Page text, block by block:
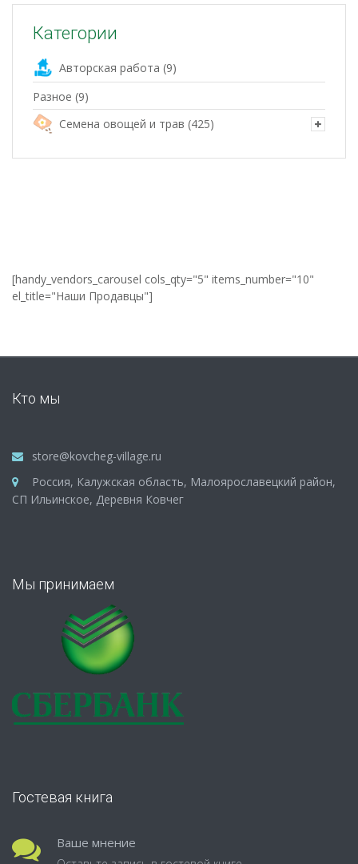
Категории
Авторская работа (9)
Разное (9)
Семена овощей и трав (425)
[handy_vendors_carousel cols_qty="5" items_number="10"
el_title="Наши Продавцы"]
Кто мы
store@kovcheg-village.ru
Россия, Калужская область, Малоярославецкий район,
СП Ильинское, Деревня Ковчег
Мы принимаем
Гостевая книга
Ваше мнение